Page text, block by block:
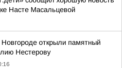
Насте Масальцевой
открыли памятный
Нестерову